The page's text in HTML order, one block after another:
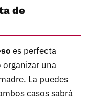
de
es perfecta
una
La puedes
casos sabrá